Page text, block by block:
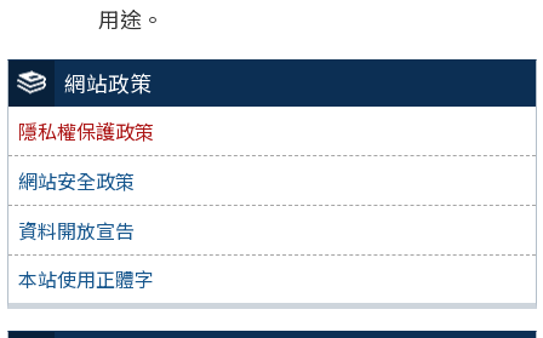
網站政策
隱私權保護政策
網站安全政策
資料開放宣告
本站使用正體字
用途。